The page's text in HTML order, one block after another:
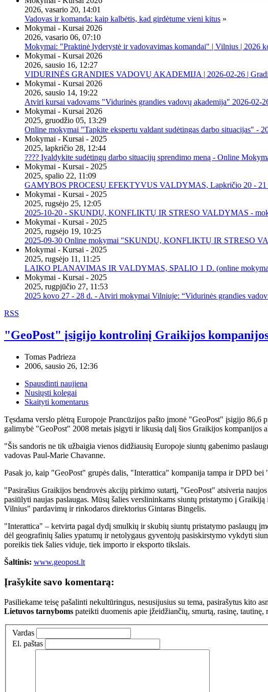
2026, vasario 20, 14:01
Vadovas ir komanda: kaip kalbėtis, kad girdėtume vieni kitus »
Mokymai - Kursai 2026
2026, vasario 06, 07:10
Mokymai: "Praktinė lyderystė ir vadovavimas komandai" | Vilnius | 2026
Mokymai - Kursai 2026
2026, sausio 16, 12:27
VIDURINĖS GRANDIES VADOVŲ AKADEMIJA | 2026-02-26 |
Mokymai - Kursai 2026
2026, sausio 14, 19:22
Atviri kursai vadovams "Vidurinės grandies vadovų akademija" 2026-02-
Mokymai - Kursai 2026
2025, gruodžio 05, 13:29
Online mokymai "Tapkite ekspertu valdant sudėtingas darbo situacijas" -
Mokymai - Kursai - 2025
2025, lapkričio 28, 12:44
???? Įvaldykite sudėtingų darbo situacijų sprendimo meną - Online
Mokymai - Kursai - 2025
2025, spalio 22, 11:09
GAMYBOS PROCESŲ EFEKTYVUS VALDYMAS, Lapkričio 20 - 21
Mokymai - Kursai - 2025
2025, rugsėjo 25, 12:05
2025-10-20 - SKUNDŲ, KONFLIKTŲ IR STRESO VALDYMAS -
Mokymai - Kursai - 2025
2025, rugsėjo 19, 10:25
2025-09-30 Online mokymai "SKUNDŲ, KONFLIKTŲ IR STRESO
Mokymai - Kursai - 2025
2025, rugsėjo 11, 11:25
LAIKO PLANAVIMAS IR VALDYMAS, SPALIO 1 D. (online
Mokymai - Kursai - 2025
2025, rugpjūčio 27, 11:53
2025 kovo 27 - 28 d. - Atviri mokymai Vilniuje: “Vidurinės grandies
RSS
"GeoPost" įsigijo kontrolinį Graikijos
Tomas Padrieza
2006, sausio 26, 12:36
Spausdinti naujieną
Nusiųsti kolegai
Skaityti komentarus
Tęsdama verslo plėtrą Europoje Prancūzijos pašto įmonė "GeoPost" įsigijo
galimybė "GeoPost" 2008 metais įsigyti ir likusią dalį šios Graikijos kompanijos
"Šis sandoris ne tik užbaigia vienos didžiausių Europoje siuntų gabenimo
vadovas Paul-Marie Chavanne.
Pasak jo, kaip "GeoPost" grupės dalis, "Interattica" kompanija tampa ir DPD
"Pasirašius Graikijos bendrovės akcijų pirkimo sutartį, "GeoPost" atsiveria
pasiūlyti naujas paslaugas. Mūsų šalies verslininkams siuntų pristatymo į
Vilnius" pardavimų ir rinkodaros direktorius Gintaras Bingelis.
"Interattica" – ketvirta pagal dydį smulkių ir skubių siuntų pristatymo paslaugų
dėl geografinių šalies ypatumų ir netolygaus gyventojų pasiskirstymo vykdyti
poreikis tiek šalies viduje, tiek importo ir eksporto tikslais.
Šaltinis: www.geopost.lt
Įrašykite savo komentarą:
Pasiliekame teisę pašalinti nekultūringus, nesusijusius su tema, pasirašytus kito
Lietuvos tarnyboms pateikti duomenis apie įžeidžiančių, smurtą, rasinę,
Vardas
El. paštas